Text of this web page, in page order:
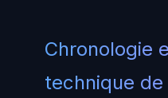
Chronologie
technique